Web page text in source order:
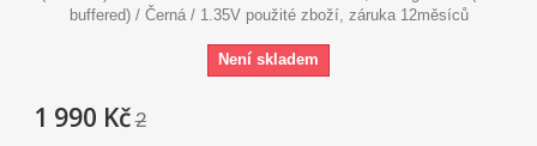
buffered) / Černá / 1.35V použité zboží, záruka 12měsíců
Není skladem
1 990 Kč 2